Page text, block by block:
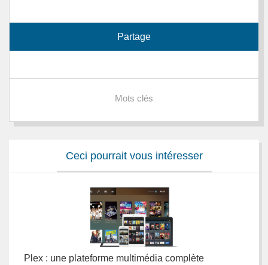
Partage
Mots clés
Ceci pourrait vous intéresser
Plex : une plateforme multimédia complète